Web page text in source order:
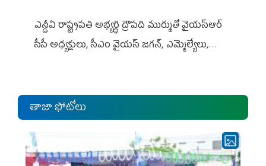
ఎన్డీఏ రాష్ట్ర‌ప‌తి అభ్య‌ర్థి ద్రౌప‌ది ముర్ముతో వైయ‌స్ఆర్
సీపీ అధ్య‌క్షులు, సీఎం వైయ‌స్ జ‌గ‌న్, ఎమ్మెల్యేలు,
తాజా ఫోటోలు